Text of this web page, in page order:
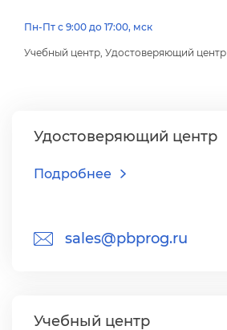
Пн-Пт с 9:00 до 17:00, мск
Учебный центр, Удостоверяющий центр
Удостоверяющий центр
Подробнее
sales@pbprog.ru
Учебный центр